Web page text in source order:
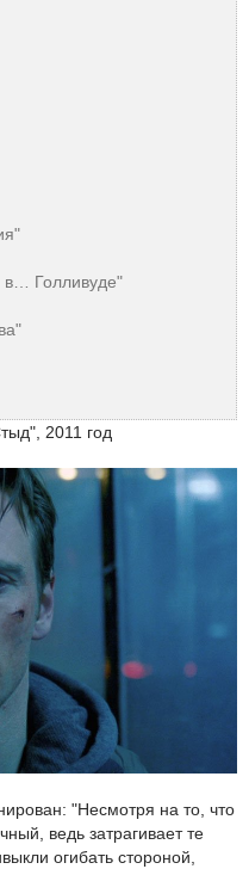
Голливуде"
2011 год
"Несмотря на то, что
ведь затрагивает те
огибать стороной,